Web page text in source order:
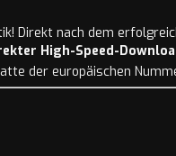
Direkt nach dem
High-Speed-
der europäischen